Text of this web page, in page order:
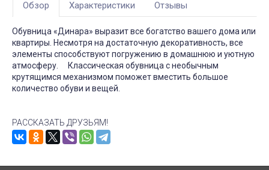
Обзор Характеристики Отзывы
Обувница «Динара» выразит все богатство вашего дома или
квартиры. Несмотря на достаточную декоративность, все
элементы способствуют погружению в домашнюю и уютную
атмосферу. ⠀ Классическая обувница с необычным
крутящимся механизмом поможет вместить большое
количество обуви и вещей.
РАССКАЗАТЬ ДРУЗЬЯМ!